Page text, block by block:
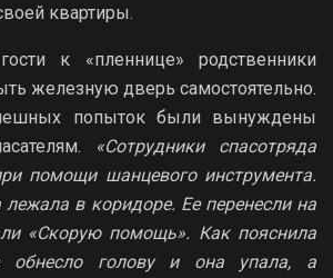
квартиры.
к «пленнице» родственники
железную дверь самостоятельно.
попыток были вынуждены
«Сотрудники спасотряда
помощи шанцевого инструмента.
в коридоре. Ее перенесли на
«Скорую помощь». Как пояснила
обнесло голову и она упала, а